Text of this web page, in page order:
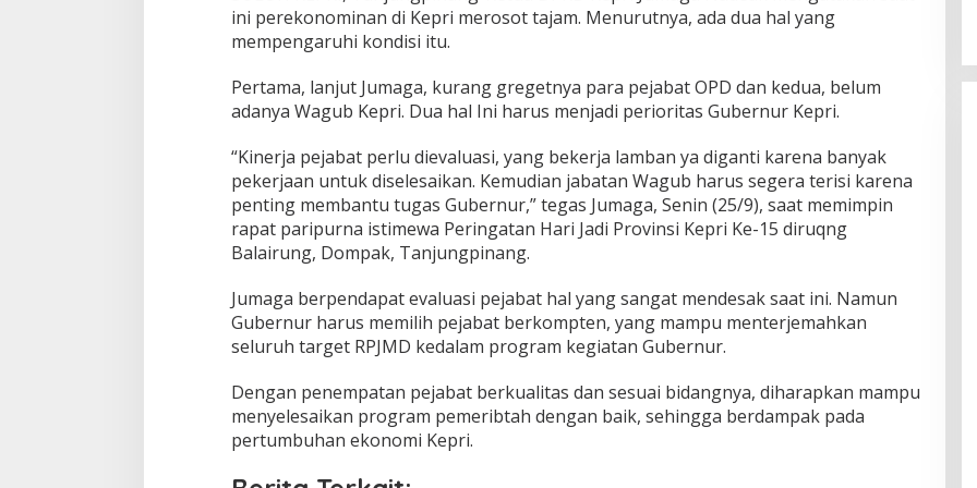
e
r
u
E
a
l
u
a
s
i
P
D
a
A
j
u
ini perekonominan di Kepri merosot tajam. Menurutnya, ada dua hal yang
mempengaruhi kondisi itu.
Pertama, lanjut Jumaga, kurang gregetnya para pejabat OPD dan kedua, belum
adanya Wagub Kepri. Dua hal Ini harus menjadi perioritas Gubernur Kepri.
“Kinerja pejabat perlu dievaluasi, yang bekerja lamban ya diganti karena banyak
pekerjaan untuk diselesaikan. Kemudian jabatan Wagub harus segera terisi karena
penting membantu tugas Gubernur,” tegas Jumaga, Senin (25/9), saat memimpin
rapat paripurna istimewa Peringatan Hari Jadi Provinsi Kepri Ke-15 diruqng
Balairung, Dompak, Tanjungpinang.
Jumaga berpendapat evaluasi pejabat hal yang sangat mendesak saat ini. Namun
Gubernur harus memilih pejabat berkompten, yang mampu menterjemahkan
seluruh target RPJMD kedalam program kegiatan Gubernur.
Dengan penempatan pejabat berkualitas dan sesuai bidangnya, diharapkan mampu
menyelesaikan program pemeribtah dengan baik, sehingga berdampak pada
pertumbuhan ekonomi Kepri.